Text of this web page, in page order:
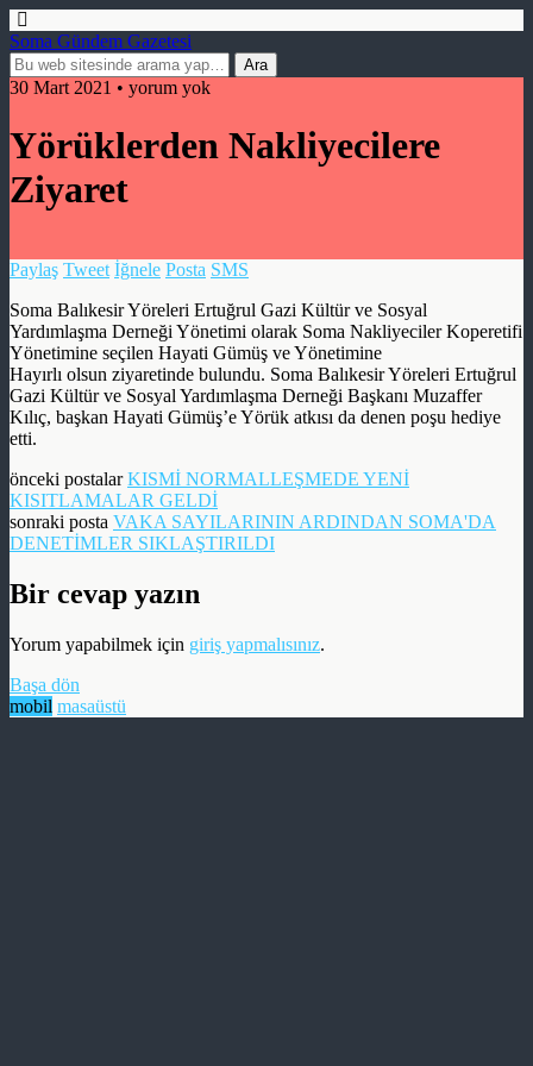
Soma Gündem Gazetesi
30 Mart 2021 • yorum yok
Yörüklerden Nakliyecilere
Ziyaret
Paylaş Tweet İğnele Posta SMS
Soma Balıkesir Yöreleri Ertuğrul Gazi Kültür ve Sosyal
Yardımlaşma Derneği Yönetimi olarak Soma Nakliyeciler Koperetifi
Yönetimine seçilen Hayati Gümüş ve Yönetimine
Hayırlı olsun ziyaretinde bulundu. Soma Balıkesir Yöreleri Ertuğrul
Gazi Kültür ve Sosyal Yardımlaşma Derneği Başkanı Muzaffer
Kılıç, başkan Hayati Gümüş’e Yörük atkısı da denen poşu hediye
etti.
önceki postalarKISMİ NORMALLEŞMEDE YENİ
KISITLAMALAR GELDİ
sonraki posta VAKA SAYILARININ ARDINDAN SOMA'DA
DENETİMLER SIKLAŞTIRILDI
Bir cevap yazın
Yorum yapabilmek için giriş yapmalısınız.
Başa dön
mobil masaüstü